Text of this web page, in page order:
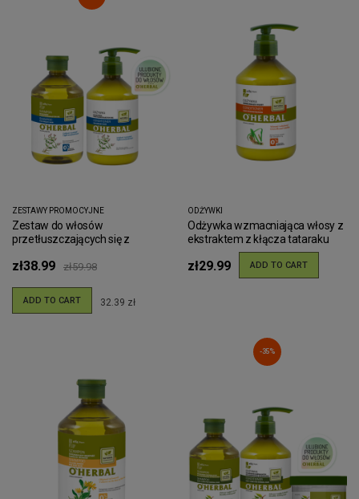
ZESTAWY PROMOCYJNE
Zestaw do włosów
przetłuszczających się z
organicznymi związkami siarki
zł38.99 zł59.98
ADD TO CART 32.39 zł
ODŻYWKI
Odżywka wzmacniająca włosy z
ekstraktem z kłącza tataraku
O'Herbal 500ml
zł29.99 ADD TO CART
-35%